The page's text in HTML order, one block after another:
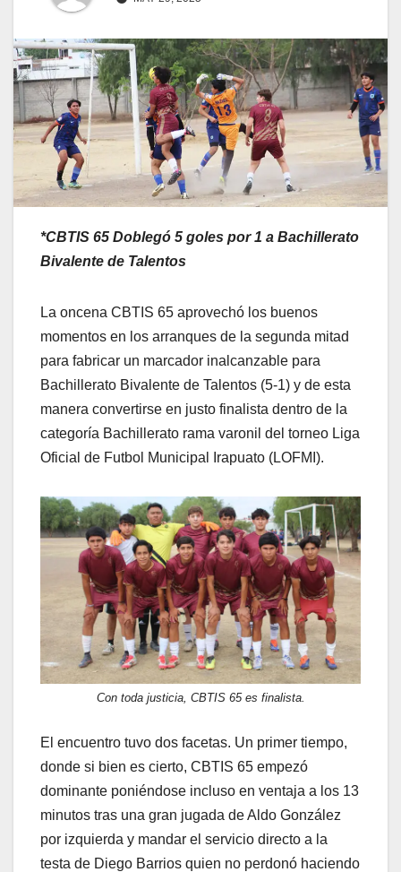
*CBTIS 65 Doblegó 5 goles por 1 a Bachillerato
Bivalente de Talentos
La oncena CBTIS 65 aprovechó los buenos
momentos en los arranques de la segunda mitad
para fabricar un marcador inalcanzable para
Bachillerato Bivalente de Talentos (5-1) y de esta
manera convertirse en justo finalista dentro de la
categoría Bachillerato rama varonil del torneo Liga
Oficial de Futbol Municipal Irapuato (LOFMI).
Con toda justicia, CBTIS 65 es finalista.
El encuentro tuvo dos facetas. Un primer tiempo,
donde si bien es cierto, CBTIS 65 empezó
dominante poniéndose incluso en ventaja a los 13
minutos tras una gran jugada de Aldo González
por izquierda y mandar el servicio directo a la
testa de Diego Barrios quien no perdonó haciendo